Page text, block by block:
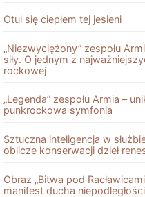
Otul się ciepłem tej jesieni
„Niezwyciężony” zespołu
siły. O jednym z
rockowej
„Legenda” zespołu Armia –
punkrockowa symfonia
Sztuczna inteligencja w
oblicze konserwacji dzieł
Obraz „Bitwa pod
manifest ducha niepodległości